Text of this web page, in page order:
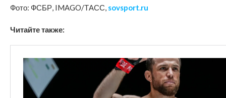
Фото: ФСБР, IMAGO/ТАСС, sovsport.ru
Читайте также: